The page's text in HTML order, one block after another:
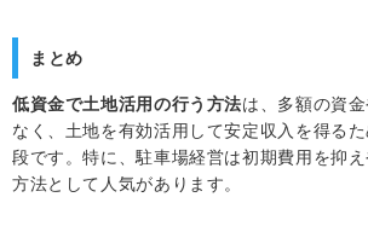
まとめ
低資金で土地活用の行う方法は、多額の資
なく、土地を有効活用して安定収入を得る
段です。特に、駐車場経営は初期費用を抑
方法として人気があります。